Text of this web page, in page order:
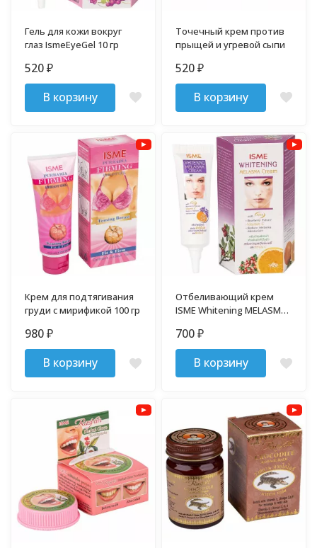
Гель для кожи вокруг
глаз IsmeEyeGel 10 гр
520₽
В корзину
Точечный крем против
прыщей и угревой сыпи
520₽
В корзину
Крем для подтягивания
груди с мирификой 100 гр
980₽
В корзину
Отбеливающий крем
ISME Whitening MELASMA
700₽
В корзину